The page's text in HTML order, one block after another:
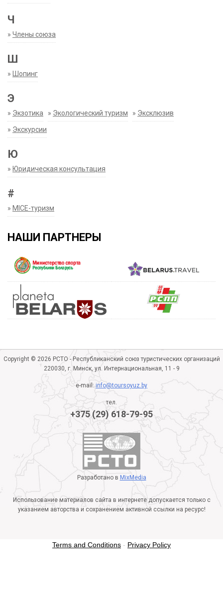
Ч
» Члены союза
Ш
» Шопинг
Э
» Экзотика » Экологический туризм » Эксклюзив
» Экскурсии
Ю
» Юридическая консультация
#
» MICE-туризм
НАШИ ПАРТНЕРЫ
Copyright © 2026 РСТО - Республиканский союз туристических организаций
220030, г. Минск, ул. Интернациональная, 11 - 9
e-mail:info@toursoyuz.by
тел.
+375 (29) 618-79-95
Разработано в MixMedia
Использование материалов сайта в интернете допускается только с
указанием авторства и сохранением активной ссылки на ресурс!
Terms and Conditions - Privacy Policy